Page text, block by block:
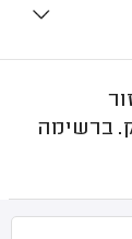
ברשימה